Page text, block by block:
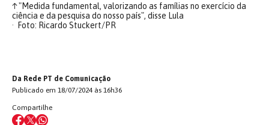
↑"Medida fundamental, valorizando as famílias no exercício da
ciência e da pesquisa do nosso país", disse Lula
Foto: Ricardo Stuckert/PR
Da Rede PT de Comunicação
Publicado em 18/07/2024 às 16h36
Compartilhe